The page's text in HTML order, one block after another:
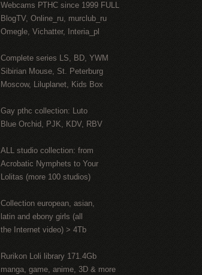
Webcams РТНС since 1999 FULL
BlogTV, Online_ru, murclub_ru
Omegle, Vichatter, Interia_pl
Complete series LS, BD, YWM
Sibirian Mouse, St. Peterburg
Moscow, Liluplanet, Kids Box
Gay рthс collection: Luto
Blue Orchid, PJK, KDV, RBV
ALL studio collection: from
Acrobatic Nymрhеts to Your
Lоlitаs (more 100 studios)
Collection european, asian,
latin and ebony girls (all
the Internet video) > 4Tb
Rurikon Lоli library 171.4Gb
manga, game, anime, 3D & more